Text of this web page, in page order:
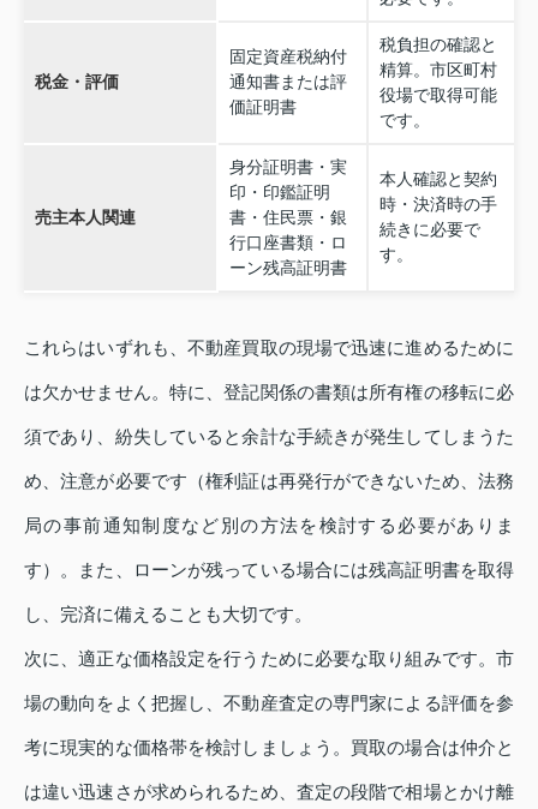
税金・評価
固定資産税納付
通知書または評
価証明書
税負担の確認と
精算。市区町村
役場で取得可能
です。
売主本人関連
身分証明書・実
印・印鑑証明
書・住民票・銀
行口座書類・ロ
ーン残高証明書
本人確認と契約
時・決済時の手
続きに必要で
す。
これらはいずれも、不動産買取の現場で迅速に進めるために
は欠かせません。特に、登記関係の書類は所有権の移転に必
須であり、紛失していると余計な手続きが発生してしまうた
め、注意が必要です（権利証は再発行ができないため、法務
局の事前通知制度など別の方法を検討する必要がありま
す）。また、ローンが残っている場合には残高証明書を取得
し、完済に備えることも大切です。
次に、適正な価格設定を行うために必要な取り組みです。市
場の動向をよく把握し、不動産査定の専門家による評価を参
考に現実的な価格帯を検討しましょう。買取の場合は仲介と
は違い迅速さが求められるため、査定の段階で相場とかけ離